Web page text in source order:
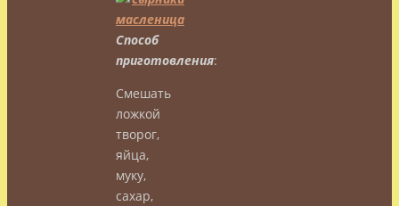
Способ
приготовления:
Смешать
ложкой
творог,
яйца,
муку,
сахар,